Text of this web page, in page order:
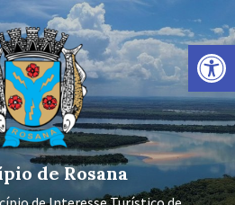
Barra de Ferramentas Aberta
de Rosana